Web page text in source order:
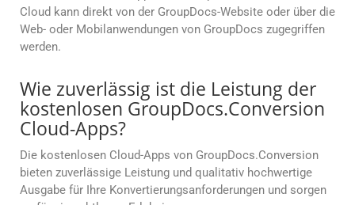
Cloud kann direkt von der GroupDocs-Website oder über die
Web- oder Mobilanwendungen von GroupDocs zugegriffen
werden.
Wie zuverlässig ist die Leistung der
kostenlosen GroupDocs.Conversion
Cloud-Apps?
Die kostenlosen Cloud-Apps von GroupDocs.Conversion
bieten zuverlässige Leistung und qualitativ hochwertige
Ausgabe für Ihre Konvertierungsanforderungen und sorgen